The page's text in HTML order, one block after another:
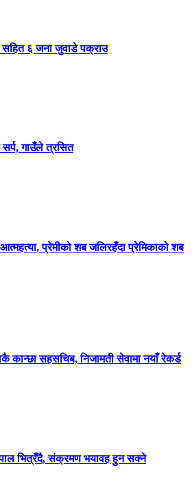
सहित ६ जना जुवाडे पक्राउ
सर्प, गाउँले त्रसित
आत्महत्या, प्रेमीको शब जलिरहँदा प्रेमिकाको शब
कान्छा सहसचिब, निजामती सेवामा नयाँ रेकर्ड
भित्रँदै, संक्रमण भयावह हुन सक्ने